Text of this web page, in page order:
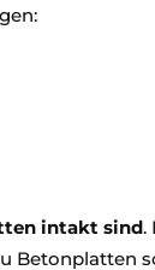
intakt sind.
Betonplatten